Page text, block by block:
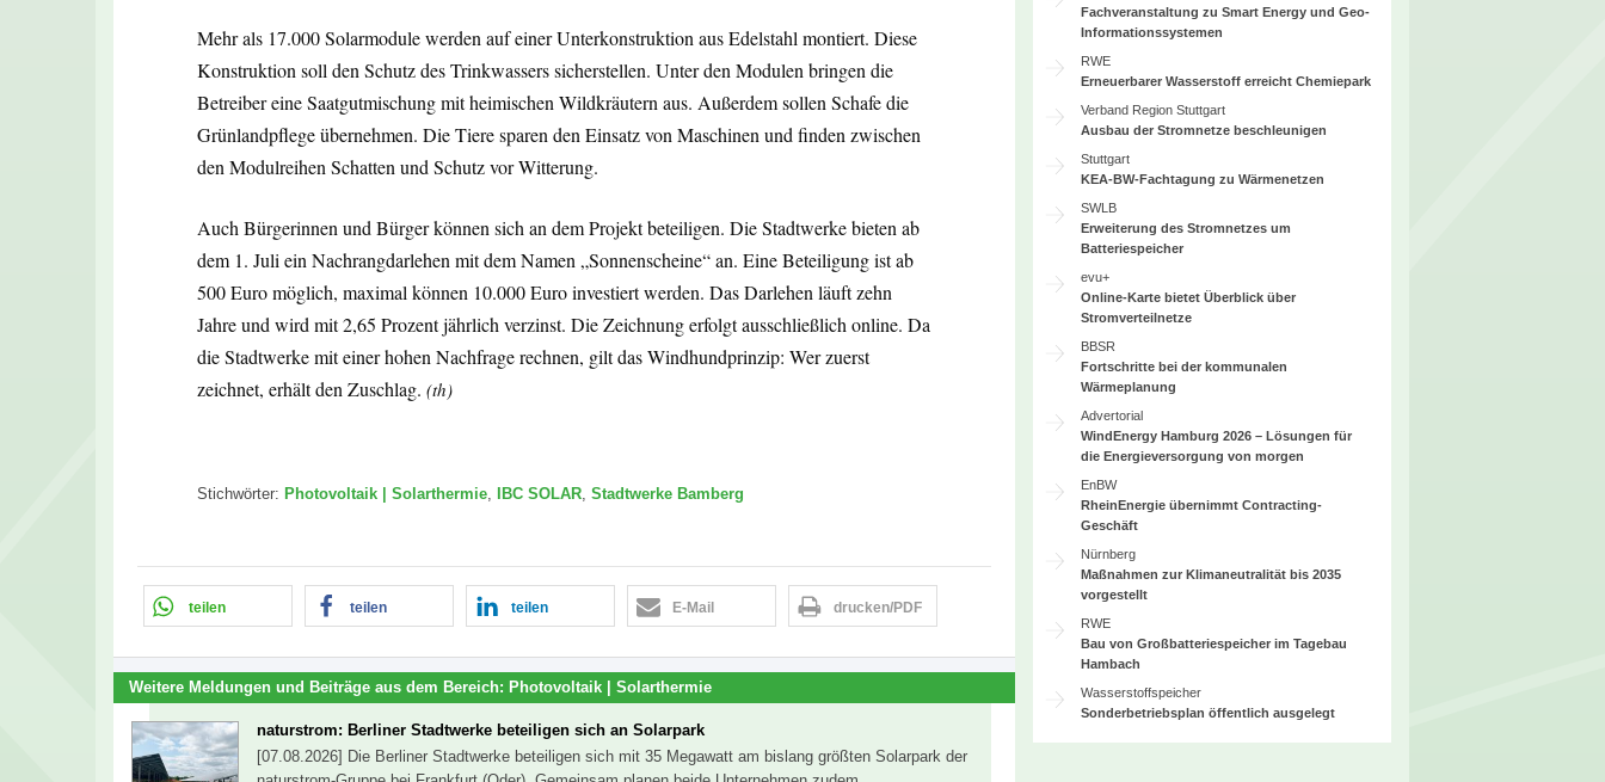
Mehr als 17.000 Solarmodule werden auf einer Unterkonstruktion aus Edelstahl montiert. Diese
Konstruktion soll den Schutz des Trinkwassers sicherstellen. Unter den Modulen bringen die
Betreiber eine Saatgutmischung mit heimischen Wildkräutern aus. Außerdem sollen Schafe die
Grünlandpflege übernehmen. Die Tiere sparen den Einsatz von Maschinen und finden zwischen
den Modulreihen Schatten und Schutz vor Witterung.
Auch Bürgerinnen und Bürger können sich an dem Projekt beteiligen. Die Stadtwerke bieten ab
dem 1. Juli ein Nachrangdarlehen mit dem Namen „Sonnenscheine“ an. Eine Beteiligung ist ab
500 Euro möglich, maximal können 10.000 Euro investiert werden. Das Darlehen läuft zehn
Jahre und wird mit 2,65 Prozent jährlich verzinst. Die Zeichnung erfolgt ausschließlich online. Da
die Stadtwerke mit einer hohen Nachfrage rechnen, gilt das Windhundprinzip: Wer zuerst
zeichnet, erhält den Zuschlag. (th)
Stichwörter: Photovoltaik | Solarthermie IBC SOLAR Stadtwerke Bamberg
teilen teilen teilen E-Mail drucken/PDF
Weitere Meldungen und Beiträge aus dem Bereich: Photovoltaik | Solarthermie
naturstrom: Berliner Stadtwerke beteiligen sich an Solarpark
[07.08.2026] Die Berliner Stadtwerke beteiligen sich mit 35 Megawatt am bislang größten Solarpark der
Fachveranstaltung zu Smart Energy und Geo-
Informationssystemen
RWE
Erneuerbarer Wasserstoff erreicht Chemiepark
Verband Region Stuttgart
Ausbau der Stromnetze beschleunigen
Stuttgart
KEA-BW-Fachtagung zu Wärmenetzen
SWLB
Erweiterung des Stromnetzes um
Batteriespeicher
evu+
Online-Karte bietet Überblick über
Stromverteilnetze
BBSR
Fortschritte bei der kommunalen
Wärmeplanung
Advertorial
WindEnergy Hamburg 2026 – Lösungen für
die Energieversorgung von morgen
EnBW
RheinEnergie übernimmt Contracting-
Geschäft
Nürnberg
Maßnahmen zur Klimaneutralität bis 2035
vorgestellt
RWE
Bau von Großbatteriespeicher im Tagebau
Hambach
Wasserstoffspeicher
Sonderbetriebsplan öffentlich ausgelegt